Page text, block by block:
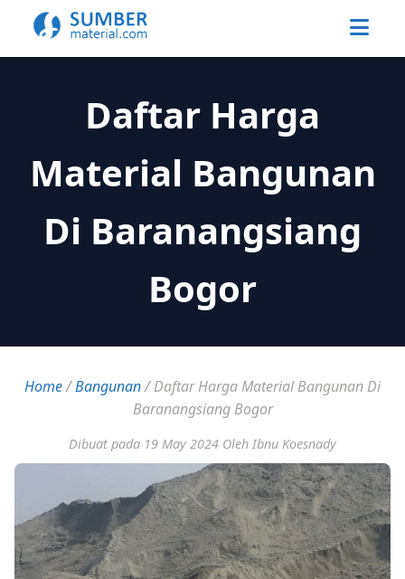
Daftar Harga
Material Bangunan
Di Baranangsiang
Bogor
Home/Bangunan/Daftar Harga Material Bangunan Di
Baranangsiang Bogor
Dibuat pada 19 May 2024 Oleh Ibnu Koesnady